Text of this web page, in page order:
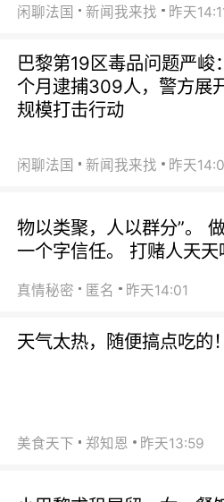
闲聊法国 新闻我来找 昨天
巴黎第19区毒品问题严峻
个月逮捕309人，警方展
规模打击行动
闲聊法国 新闻我来找 昨天
物以类聚，人以群分”。
一个字信任。 打赌人天
真情秘密 匿名 昨天14:01
天气太热，随便搞点吃的！
美食天下 郑知恩 昨天13:59